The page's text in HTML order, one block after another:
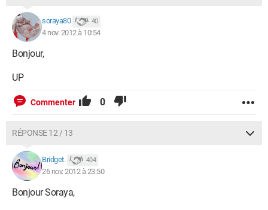
soraya80 40
4 nov. 2012 à 10:54
Bonjour,
UP
Commenter 0
RÉPONSE 12 / 13
Bridget. 404
26 nov. 2012 à 23:50
Bonjour Soraya,